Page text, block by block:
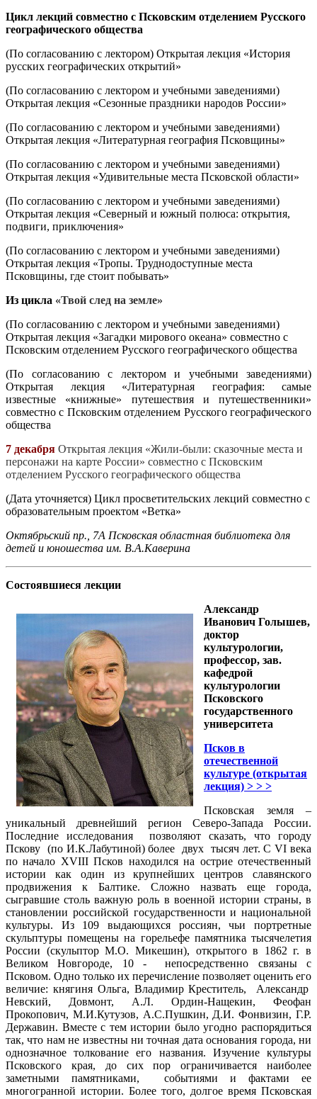
Цикл лекций совместно с Псковским отделением Русского
географического общества
(По согласованию с лектором) Открытая лекция «История
русских географических открытий»
(По согласованию с лектором и учебными заведениями)
Открытая лекция «Сезонные праздники народов России»
(По согласованию с лектором и учебными заведениями)
Открытая лекция «Литературная география Псковщины»
(По согласованию с лектором и учебными заведениями)
Открытая лекция «Удивительные места Псковской области»
(По согласованию с лектором и учебными заведениями)
Открытая лекция «Северный и южный полюса: открытия,
подвиги, приключения»
(По согласованию с лектором и учебными заведениями)
Открытая лекция «Тропы. Труднодоступные места
Псковщины, где стоит побывать»
Из цикла «Твой след на земле»
(По согласованию с лектором и учебными заведениями)
Открытая лекция «Загадки мирового океана» совместно с
Псковским отделением Русского географического общества
(По согласованию с лектором и учебными заведениями)
Открытая лекция «Литературная география: самые
известные «книжные» путешествия и путешественники»
совместно с Псковским отделением Русского географического
общества
7 декабря Открытая лекция «Жили-были: сказочные места и
персонажи на карте России» совместно с Псковским
отделением Русского географического общества
(Дата уточняется) Цикл просветительских лекций совместно с
образовательным проектом «Ветка»
Октябрьский пр., 7А Псковская областная библиотека для
детей и юношества им. В.А.Каверина
Состоявшиеся лекции
Александр
Иванович Голышев,
доктор
культурологии,
профессор, зав.
кафедрой
культурологии
Псковского
государственного
университета
Псков в
отечественной
культуре (открытая
лекция) > > >
Псковская земля –
уникальный древнейший регион Северо-Запада России.
Последние исследования позволяют сказать, что городу
Пскову (по И.К.Лабутиной) более двух тысяч лет. С VI века
по начало XVIII Псков находился на острие отечественный
истории как один из крупнейших центров славянского
продвижения к Балтике. Сложно назвать еще города,
сыгравшие столь важную роль в военной истории страны, в
становлении российской государственности и национальной
культуры. Из 109 выдающихся россиян, чьи портретные
скульптуры помещены на горельефе памятника тысячелетия
России (скульптор М.О. Микешин), открытого в 1862 г. в
Великом Новгороде, 10 - непосредственно связаны с
Псковом. Одно только их перечисление позволяет оценить его
величие: княгиня Ольга, Владимир Креститель, Александр
Невский, Довмонт, А.Л. Ордин-Нащекин, Феофан
Прокопович, М.И.Кутузов, А.С.Пушкин, Д.И. Фонвизин, Г.Р.
Державин. Вместе с тем истории было угодно распорядиться
так, что нам не известны ни точная дата основания города, ни
однозначное толкование его названия. Изучение культуры
Псковского края, до сих пор ограничивается наиболее
заметными памятниками, событиями и фактами ее
многогранной истории. Более того, долгое время Псковская